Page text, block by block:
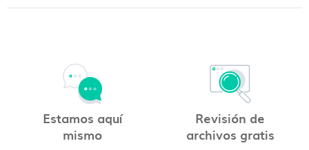
Estamos aquí
mismo
Revisión de
archivos gratis
producción sea lo más fluida y precisa posible.